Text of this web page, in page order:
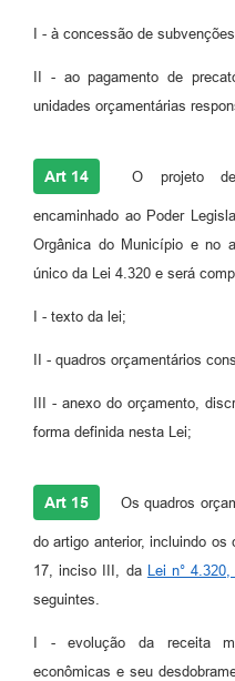
I - à concessão de
II - ao pagamento de
unidades orçamentárias
Art 14 O projeto de
encaminhado ao Poder
Orgânica do Município e no
único da Lei 4.320 e será
I - texto da lei;
II - quadros orçamentários
III - anexo do orçamento,
forma definida nesta Lei;
Art 15 Os quadros
do artigo anterior, incluindo os
17, inciso III, da
Lei n°
seguintes.
I - evolução da receita
econômicas e seu